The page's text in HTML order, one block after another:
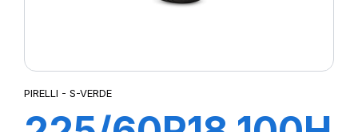
PIRELLI - S-VERDE